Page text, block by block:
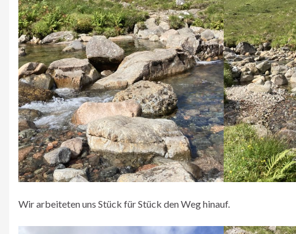
Wir arbeiteten uns Stück für Stück den Weg hinauf.